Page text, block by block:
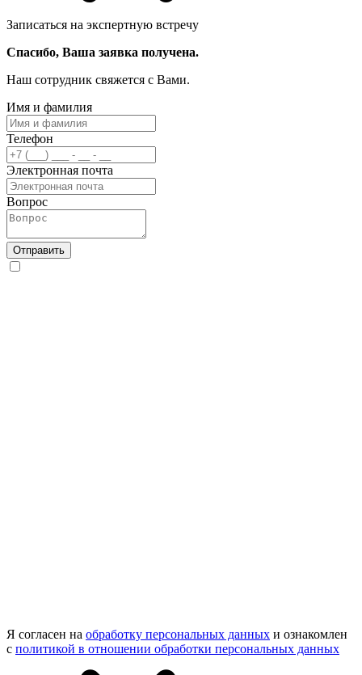
Записаться на экспертную встречу
Спасибо, Ваша заявка получена.
Наш сотрудник свяжется с Вами.
Имя и фамилия
Телефон
Электронная почта
Вопрос
Отправить
Я согласен на обработку персональных данных и ознакомлен
с политикой в отношении обработки персональных данных